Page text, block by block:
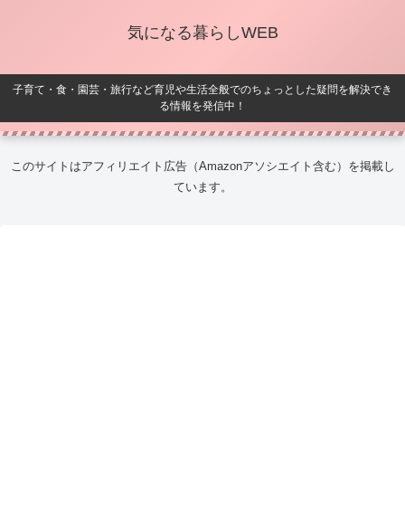
気になる暮らしWEB
子育て・食・園芸・旅行など育児や生活全般でのちょっとした疑問を解決でき
る情報を発信中！
このサイトはアフィリエイト広告（Amazonアソシエイト含む）を掲載し
ています。